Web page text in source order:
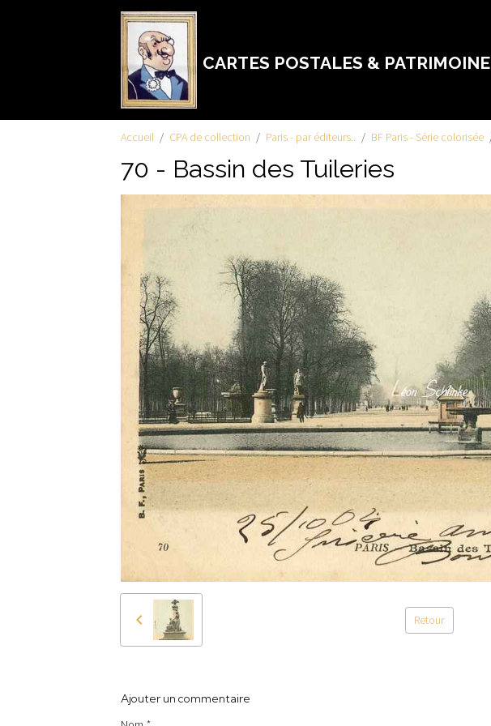
CARTES POSTALES & PATRIMOINE
Accueil CPA de collection Paris - par éditeurs.. BF Paris - Série colorisée
70 - Bassin des Tuileries
Retour
Ajouter un commentaire